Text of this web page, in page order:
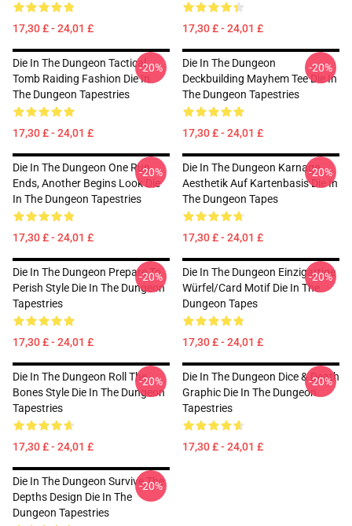
17,30 £ - 24,01 £ 17,30 £ - 24,01 £
Die In The Dungeon Tactical
Tomb Raiding Fashion Die In
The Dungeon Tapestries
17,30 £ - 24,01 £
-20%
Die In The Dungeon
Deckbuilding Mayhem Tee Die In
The Dungeon Tapestries
17,30 £ - 24,01 £
-20%
Die In The Dungeon One Run
Ends, Another Begins Look Die
In The Dungeon Tapestries
17,30 £ - 24,01 £
-20%
Die In The Dungeon Karnage
Aesthetik Auf Kartenbasis Die In
The Dungeon Tapes
17,30 £ - 24,01 £
-20%
Die In The Dungeon Prepare To
Perish Style Die In The Dungeon
Tapestries
17,30 £ - 24,01 £
-20%
Die In The Dungeon Einzigartige
Würfel/Card Motif Die In The
Dungeon Tapes
17,30 £ - 24,01 £
-20%
Die In The Dungeon Roll The
Bones Style Die In The Dungeon
Tapestries
17,30 £ - 24,01 £
-20%
Die In The Dungeon Dice & Death
Graphic Die In The Dungeon
Tapestries
17,30 £ - 24,01 £
-20%
Die In The Dungeon Survive The
Depths Design Die In The
Dungeon Tapestries
-20%